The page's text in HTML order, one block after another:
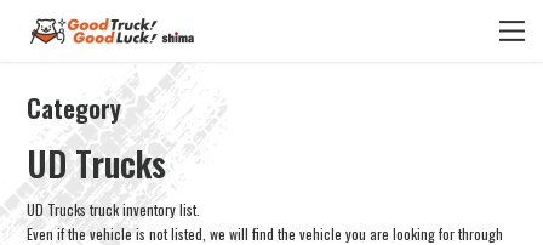
Category
UD Trucks
UD Trucks truck inventory list.
Even if the vehicle is not listed, we will find the vehicle you are looking for through